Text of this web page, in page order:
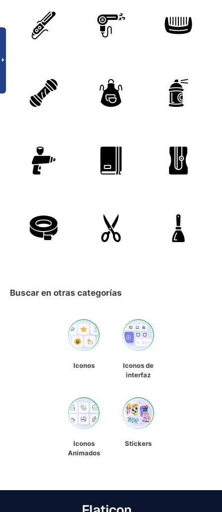
Buscar en otras categorías
Iconos
Iconos de
interfaz
Iconos
Animados
Stickers